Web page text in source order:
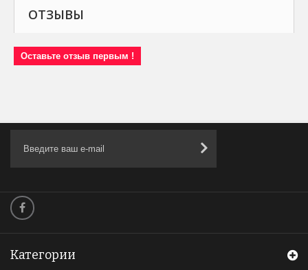
ОТЗЫВЫ
Оставьте отзыв первым !
Категории